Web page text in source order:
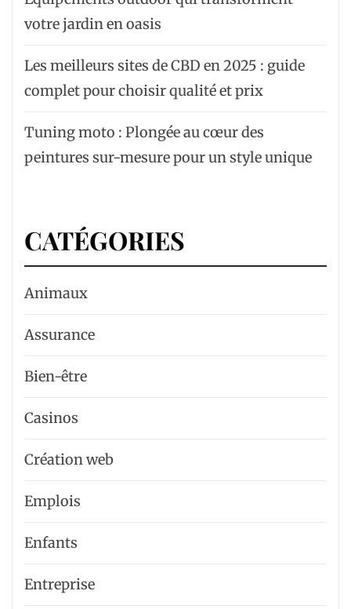
votre jardin en oasis
Les meilleurs sites de CBD en 2025 : guide
complet pour choisir qualité et prix
Tuning moto : Plongée au cœur des
peintures sur-mesure pour un style unique
CATÉGORIES
Animaux
Assurance
Bien-être
Casinos
Création web
Emplois
Enfants
Entreprise